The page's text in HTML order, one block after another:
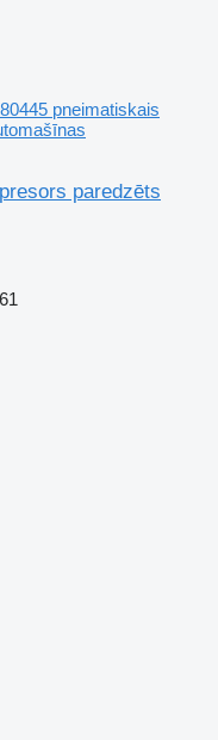
pneimatiskais
paredzēts